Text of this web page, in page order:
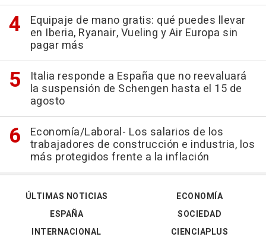
Equipaje de mano gratis: qué puedes llevar
en Iberia, Ryanair, Vueling y Air Europa sin
pagar más
Italia responde a España que no reevaluará
la suspensión de Schengen hasta el 15 de
agosto
Economía/Laboral- Los salarios de los
trabajadores de construcción e industria, los
más protegidos frente a la inflación
ÚLTIMAS NOTICIAS
ESPAÑA
INTERNACIONAL
ECONOMÍA
SOCIEDAD
CIENCIAPLUS